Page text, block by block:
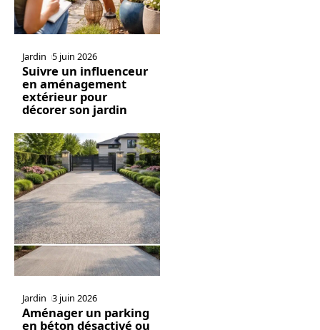
Jardin 5 juin 2026
Suivre un influenceur
en aménagement
extérieur pour
décorer son jardin
Jardin 3 juin 2026
Aménager un parking
en béton désactivé ou